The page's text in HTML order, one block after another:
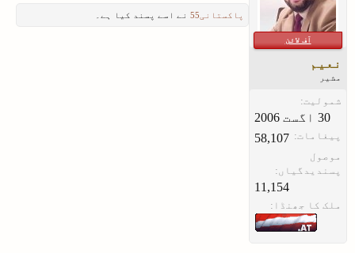
آف لائن
نعیم
مشیر
شمولیت:
پیغامات: 58,107
موصول
پسندیدگیاں:
11,154
ملک کا جھنڈا:
پاکستانی55 نے اسے پسند کیا ہے۔